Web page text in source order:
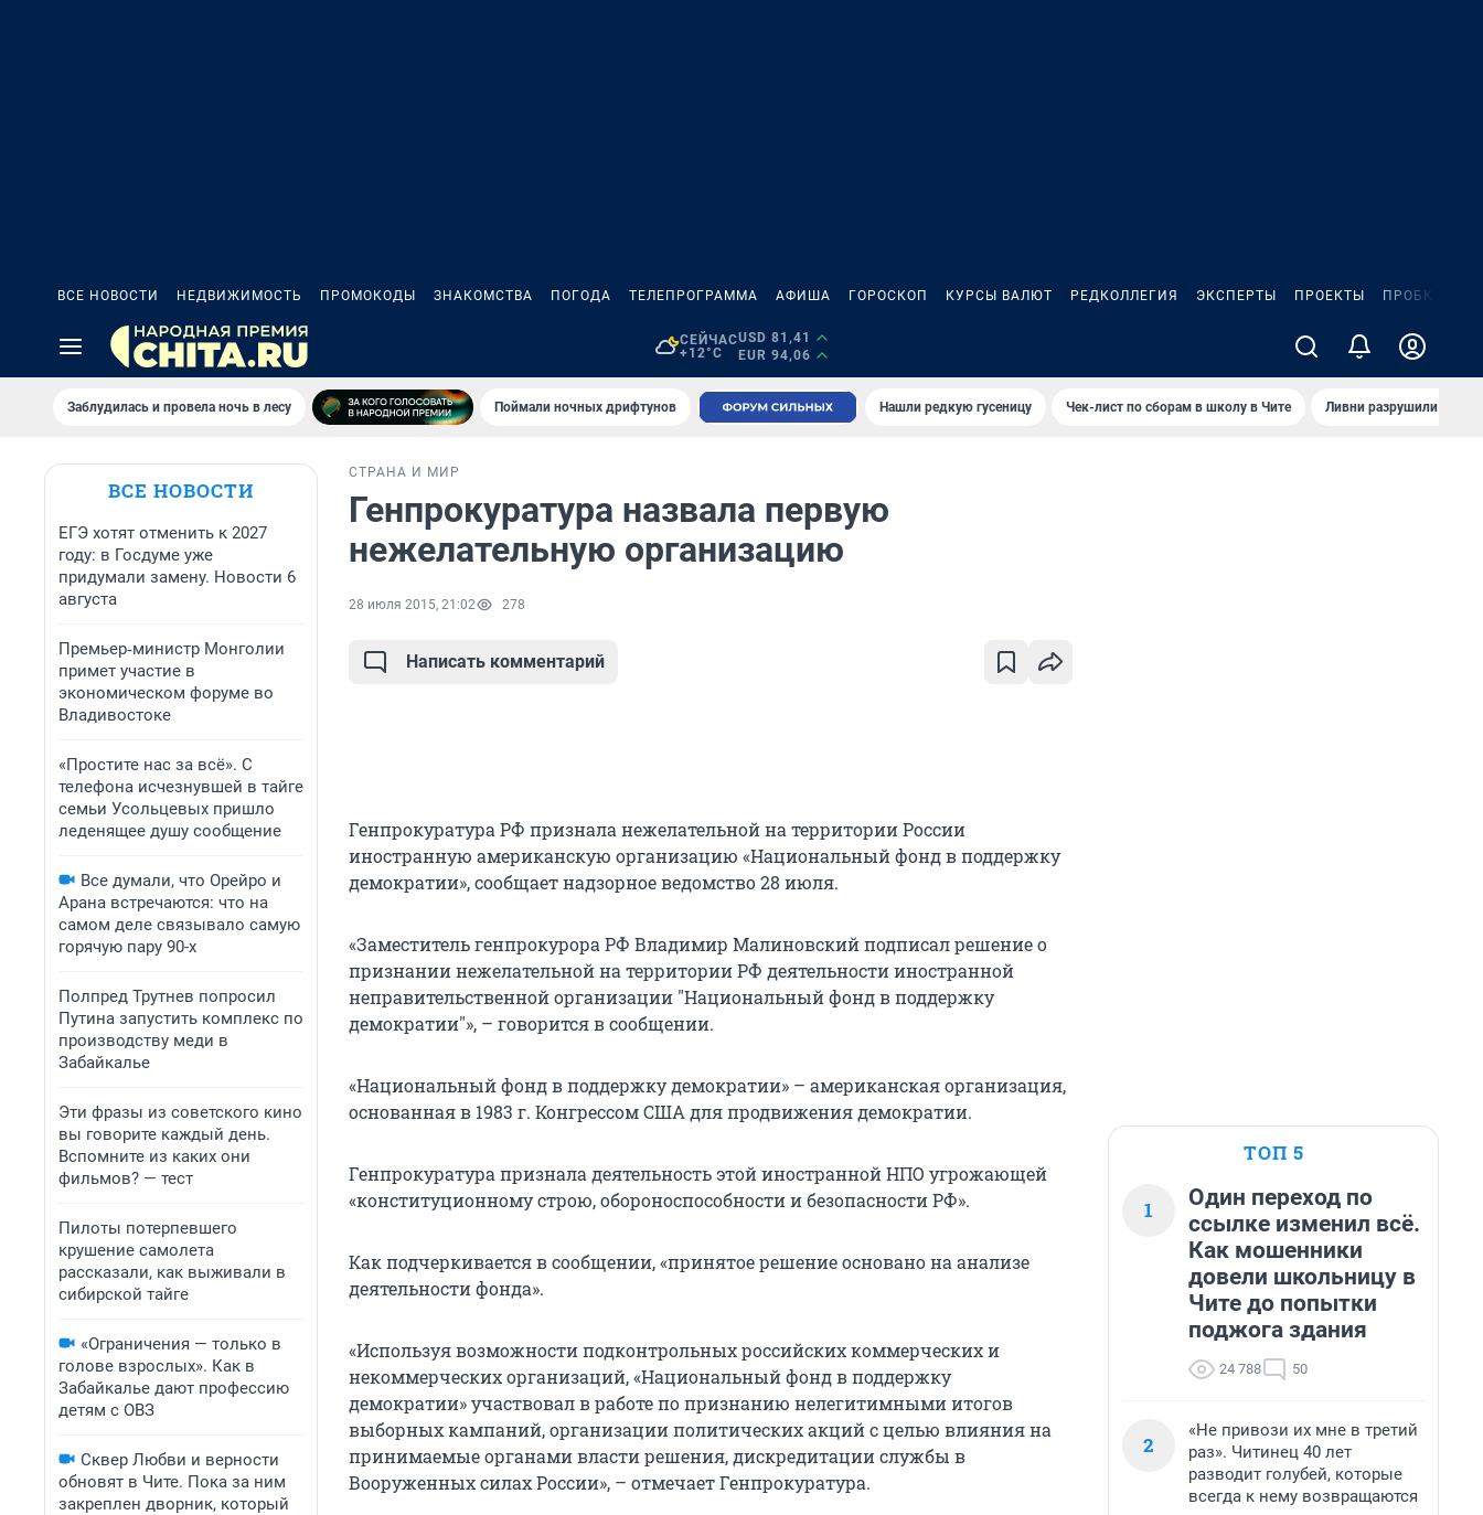
ВСЕ НОВОСТИ НЕДВИЖИМОСТЬ ПРОМОКОДЫ ЗНАКОМСТВА ПОГОДА ТЕЛЕПРОГРАММА АФИША ГОРОСКОП КУРСЫ ВАЛЮТ РЕДКОЛЛЕГИЯ ЭКСПЕРТЫ ПРОЕКТЫ ПРОБКИ
СЕЙЧАС
+12°C
USD 81,41
EUR 94,06
Заблудилась и провела ночь в лесу Поймали ночных дрифтунов Нашли редкую гусеницу Чек-лист по сборам в школу в Чите Ливни разрушили
ВСЕ НОВОСТИ
ЕГЭ хотят отменить к 2027
году: в Госдуме уже
придумали замену. Новости 6
августа
Премьер‑министр Монголии
примет участие в
экономическом форуме во
Владивостоке
«Простите нас за всё». С
телефона исчезнувшей в тайге
семьи Усольцевых пришло
леденящее душу сообщение
Все думали, что Орейро и
Арана встречаются: что на
самом деле связывало самую
горячую пару 90-х
Полпред Трутнев попросил
Путина запустить комплекс по
производству меди в
Забайкалье
Эти фразы из советского кино
вы говорите каждый день.
Вспомните из каких они
фильмов? — тест
Пилоты потерпевшего
крушение самолета
рассказали, как выживали в
сибирской тайге
«Ограничения — только в
голове взрослых». Как в
Забайкалье дают профессию
детям с ОВЗ
Сквер Любви и верности
обновят в Чите. Пока за ним
закреплен дворник, который
СТРАНА И МИР
Генпрокуратура назвала первую
нежелательную организацию
28 июля 2015, 21:02 278
Написать комментарий
Генпрокуратура РФ признала нежелательной на территории России
иностранную американскую организацию «Национальный фонд в поддержку
демократии», сообщает надзорное ведомство 28 июля.
«Заместитель генпрокурора РФ Владимир Малиновский подписал решение о
признании нежелательной на территории РФ деятельности иностранной
неправительственной организации "Национальный фонд в поддержку
демократии"», – говорится в сообщении.
«Национальный фонд в поддержку демократии» – американская организация,
основанная в 1983 г. Конгрессом США для продвижения демократии.
Генпрокуратура признала деятельность этой иностранной НПО угрожающей
«конституционному строю, обороноспособности и безопасности РФ».
Как подчеркивается в сообщении, «принятое решение основано на анализе
деятельности фонда».
«Используя возможности подконтрольных российских коммерческих и
некоммерческих организаций, «Национальный фонд в поддержку
демократии» участвовал в работе по признанию нелегитимными итогов
выборных кампаний, организации политических акций с целью влияния на
принимаемые органами власти решения, дискредитации службы в
Вооруженных силах России», – отмечает Генпрокуратура.
ТОП 5
1
Один переход по
ссылке изменил всё.
Как мошенники
довели школьницу в
Чите до попытки
поджога здания
24 788 50
2
«Не привози их мне в третий
раз». Читинец 40 лет
разводит голубей, которые
всегда к нему возвращаются